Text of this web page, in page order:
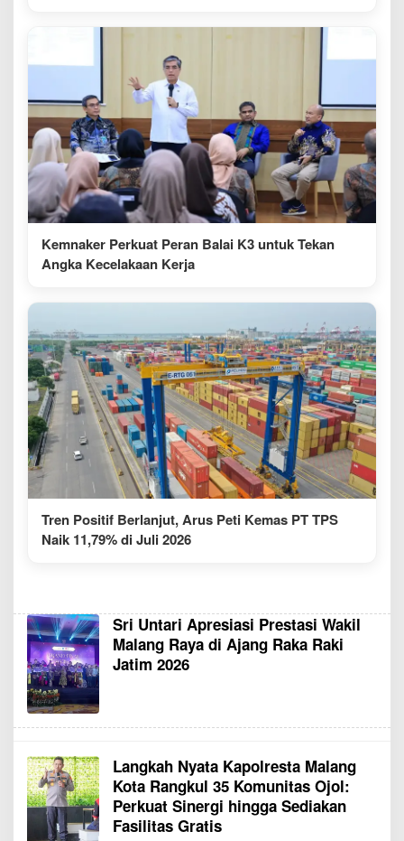
Kemnaker Perkuat Peran Balai K3 untuk Tekan
Angka Kecelakaan Kerja
Tren Positif Berlanjut, Arus Peti Kemas PT TPS
Naik 11,79% di Juli 2026
Sri Untari Apresiasi Prestasi Wakil
Malang Raya di Ajang Raka Raki
Jatim 2026
Langkah Nyata Kapolresta Malang
Kota Rangkul 35 Komunitas Ojol:
Perkuat Sinergi hingga Sediakan
Fasilitas Gratis